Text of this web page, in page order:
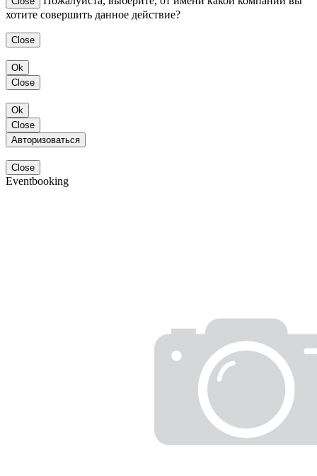
хотите совершить данное действие?
Close
Ok
Close
Ok
Close
Авторизоваться
Close
Eventbooking